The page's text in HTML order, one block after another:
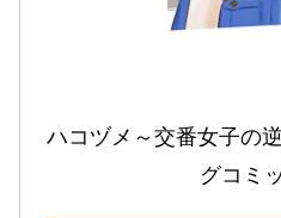
ハコヅメ～交番女子の
グコミ